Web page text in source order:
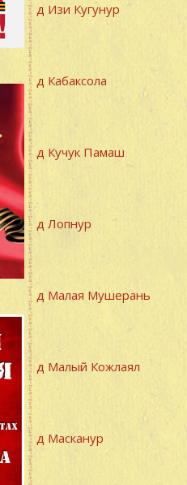
д Изи Кугунур
д Кабаксола
д Кучук Памаш
д Лопнур
д Малая Мушерань
д Малый Кожлаял
д Масканур